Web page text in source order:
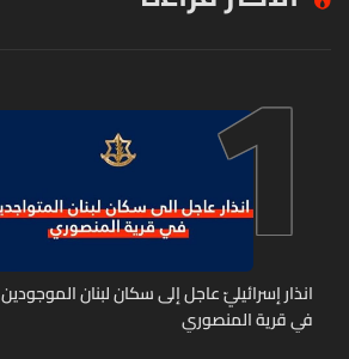
1
انذار إسرائيليّ عاجل إلى سكان لبنان الموجودين
في قرية المنصوري